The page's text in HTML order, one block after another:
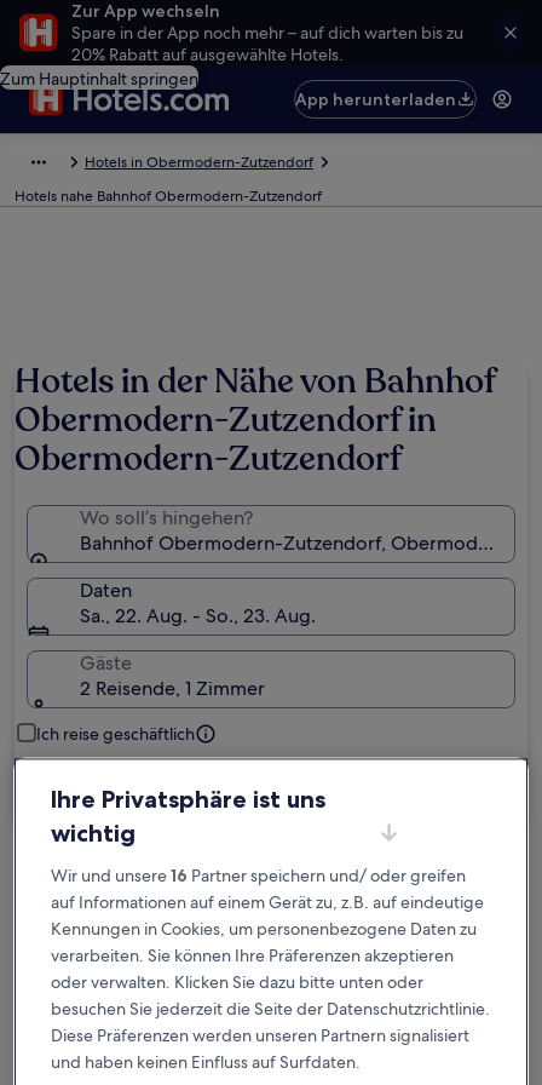
Zur App wechseln
Spare in der App noch mehr – auf dich warten bis zu
20% Rabatt auf ausgewählte Hotels.
Zum Hauptinhalt springen
App herunterladen
Hotels in Obermodern-Zutzendorf
Hotels nahe Bahnhof Obermodern-Zutzendorf
Hotels in der Nähe von Bahnhof
Obermodern-Zutzendorf in
Obermodern-Zutzendorf
Wo soll’s hingehen?
Bahnhof Obermodern-Zutzendorf, Obermodern-
Daten
Sa., 22. Aug. - So., 23. Aug.
Gäste
2 Reisende, 1 Zimmer
Ich reise geschäftlich
Suchen
Kostenlose Stornierung bei
Planänderungen
Verdiene Prämien für jede
wahrgenommene Übernachtung
Mehr sparen mit Preisen für Mitglieder
Ihre Privatsphäre ist uns
wichtig
Wir und unsere16 Partner speichern und/ oder greifen
auf Informationen auf einem Gerät zu, z.B. auf eindeutige
Kennungen in Cookies, um personenbezogene Daten zu
verarbeiten. Sie können Ihre Präferenzen akzeptieren
oder verwalten. Klicken Sie dazu bitte unten oder
besuchen Sie jederzeit die Seite der Datenschutzrichtlinie.
Diese Präferenzen werden unseren Partnern signalisiert
und haben keinen Einfluss auf Surfdaten.